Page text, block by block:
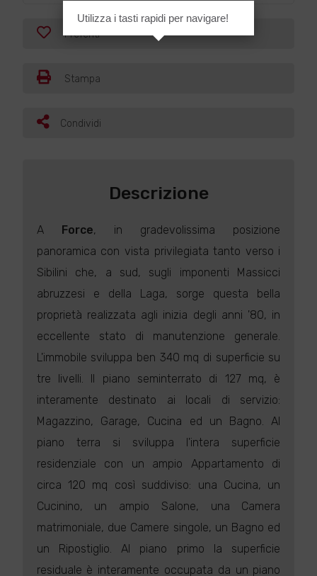
Preferiti
Stampa
Condividi
Descrizione
A Force, in gradevolissima posizione
panoramica con vista privilegiata tanto verso i
Sibilini che, a sud, sugli imponenti Massicci
abruzzesi e della Laga, sorge questa bella
proprietà realizzata agli inizia degli anni '80, in
eccellente stato di manutenzione generale.
L'immobile sviluppa ben 340 mq di superficie su
tre livelli. Il piano seminterrato di 127 mq, è
interamente destinato ai locali di servizio:
Magazzino, Garage, Cucina ed un Bagno. Al
piano terra si sviluppa l'intera superficie
residenziale con un ampio Appartamento di
circa 120 mq così suddiviso: una Cucina, un
Cucinino, un ampio Salone, una Camera
matrimoniale, due Camere singole, un Bagno ed
un Ripostiglio. Al piano primo la superficie
residuale è interamente occupata da un piano
Utilizza i tasti rapidi per navigare!